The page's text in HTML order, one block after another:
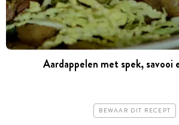
Aardappelen met spek, savooi
BEWAAR DIT RECEPT